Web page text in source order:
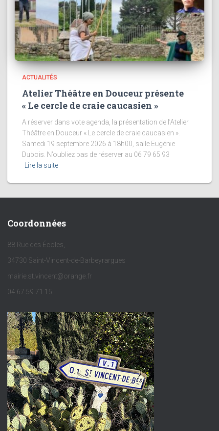
ACTUALITÉS
Atelier Théâtre en Douceur présente
« Le cercle de craie caucasien »
A réserver dans vote agenda, la présentation de l’Atelier
Théâtre en Douceur « Le cercle de craie caucasien ».
Samedi 19 septembre 2026 à 18h00, salle Eugénie
Dubois. N’oubliez pas de réserver au 06 79 65 93
Lire la suite
Coordonnées
88 Rue des Écoles,
34730 Saint-Vincent-de-Barbeyrargues
mairie.st.vincent@orange.fr
04 67 59 71 15